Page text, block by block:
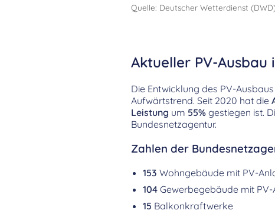
Quelle: Deutscher Wetterdienst
Aktueller PV-Ausbau
Die Entwicklung des PV-
Aufwärtstrend. Seit 2020 hat die
Leistung um 55% gestiegen ist.
Bundesnetzagentur.
Zahlen der
153 Wohngebäude mit PV-
104 Gewerbegebäude mit
15 Balkonkraftwerke